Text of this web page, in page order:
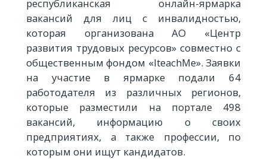
республиканская онлайн-ярмарка
вакансий для лиц с инвалидностью,
которая организована АО «Центр
развития трудовых ресурсов» совместно с
общественным фондом «IteachMe». Заявки
на участие в ярмарке подали 64
работодателя из различных регионов,
которые разместили на портале 498
вакансий, информацию о своих
предприятиях, а также профессии, по
которым они ищут кандидатов.